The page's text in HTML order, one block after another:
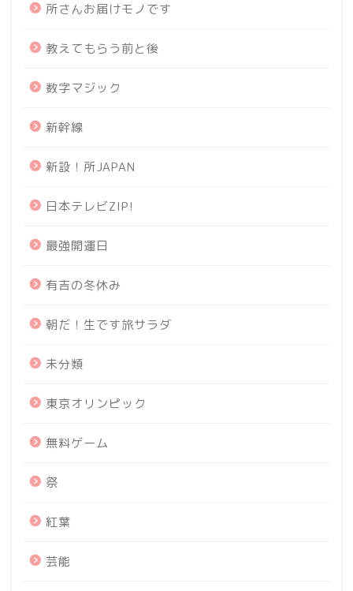
所さんお届けモノです
教えてもらう前と後
数字マジック
新幹線
新設！所JAPAN
日本テレビZIP!
最強開運日
有吉の冬休み
朝だ！生です旅サラダ
未分類
東京オリンピック
無料ゲーム
祭
紅葉
芸能